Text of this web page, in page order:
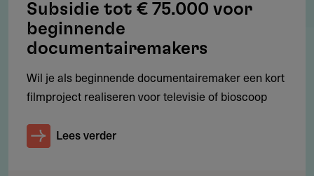
Waar geldt deze regeling?
Nederland (makers wonen in het Koninkrijk der
Voorwaarden
Subsidie tot € 75.000 voor
beginnende
documentairemakers
Wil je als beginnende documentairemaker een kort
filmproject realiseren voor televisie of bioscoop
Lees verder